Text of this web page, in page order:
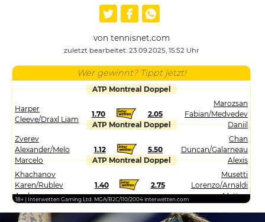
von tennisnet.com
zuletzt bearbeitet: 23.09.2025, 15:52 Uhr
Wer gewinnt? Tippt jetzt!
ATP Montreal Doppel
Harper
Cleeve/Draxl Liam
1.70 2.05
Marozsan
Fabian/Medvedev
Daniil
ATP Montreal Doppel
Zverev
Alexander/Melo
Marcelo
1.12 5.50
Chan
Duncan/Galarneau
Alexis
ATP Montreal Doppel
Khachanov
Karen/Rublev
Andrey
1.40 2.75
Musetti
Lorenzo/Arnaldi
Matteo
18+ | Interwetten Gaming Ltd. MGA/B2C/110/2004 interwetten.com